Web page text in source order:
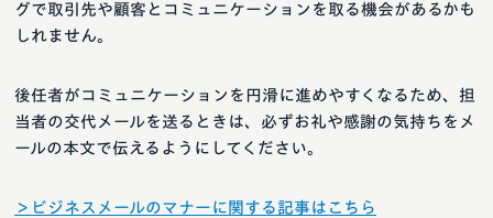
グで取引先や顧客とコミュニケーションを取る機会があるかも
しれません。
後任者がコミュニケーションを円滑に進めやすくなるため、担
当者の交代メールを送るときは、必ずお礼や感謝の気持ちをメ
ールの本文で伝えるようにしてください。
＞ビジネスメールのマナーに関する記事はこちら